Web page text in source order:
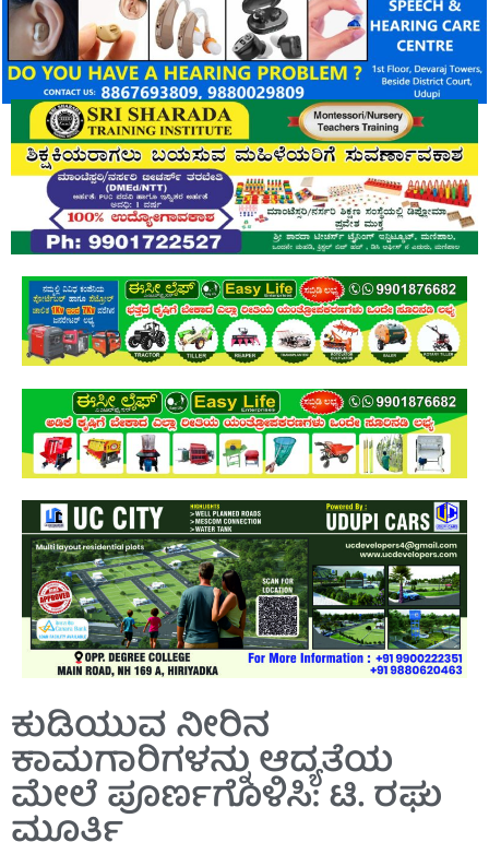
ಕುಡಿಯುವ ನೀರಿನ
ಕಾಮಗಾರಿಗಳನ್ನು ಆದ್ಯತೆಯ
ಮೇಲೆ ಪೂರ್ಣಗೊಳಿಸಿ: ಟಿ. ರಘು
ಮೂರ್ತಿ